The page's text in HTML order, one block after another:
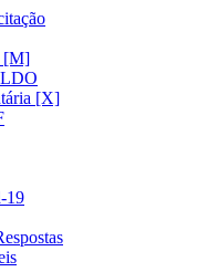
[M]
[X]
19